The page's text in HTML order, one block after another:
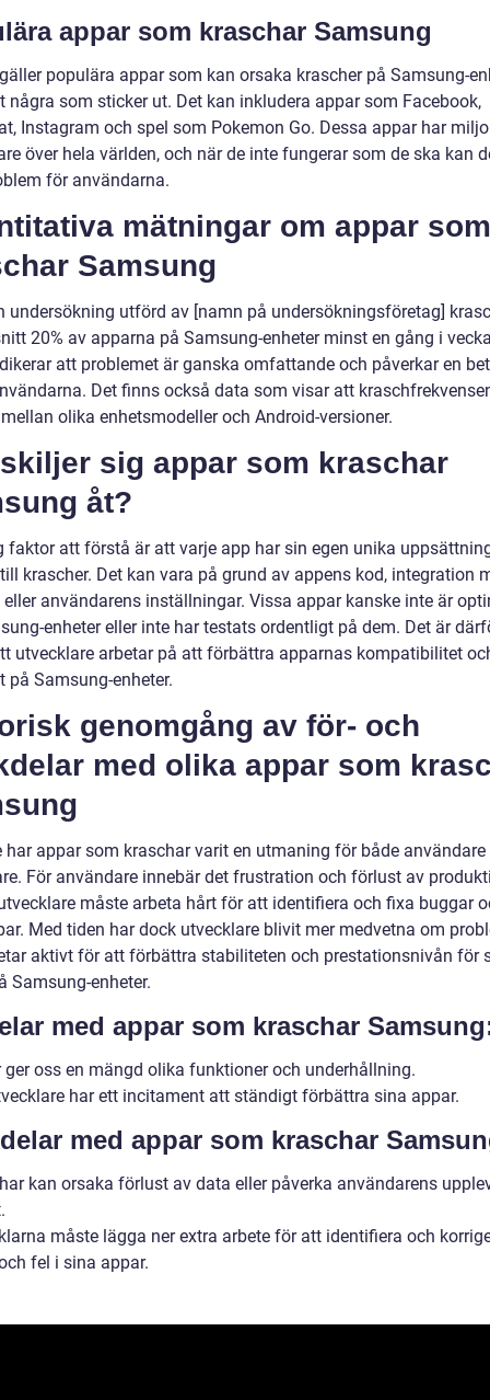
appar som kraschar Samsung
populära appar som kan orsaka krascher på Samsung-
några som sticker ut. Det kan inkludera appar som Facebook,
Instagram och spel som Pokemon Go. Dessa appar har
över hela världen, och när de inte fungerar som de ska kan
för användarna.
mätningar om appar som
Samsung
undersökning utförd av [namn på undersökningsföretag]
20% av apparna på Samsung-enheter minst en gång i
att problemet är ganska omfattande och påverkar en
Det finns också data som visar att
olika enhetsmodeller och Android-versioner.
sig appar som kraschar
åt?
faktor att förstå är att varje app har sin egen unika
krascher. Det kan vara på grund av appens kod, integration
eller användarens inställningar. Vissa appar kanske inte är
enheter eller inte har testats ordentligt på dem. Det är
utvecklare arbetar på att förbättra apparnas kompatibilitet
på Samsung-enheter.
genomgång av för- och
med olika appar som
har appar som kraschar varit en utmaning för både användare
För användare innebär det frustration och förlust av
måste arbeta hårt för att identifiera och fixa buggar
Med tiden har dock utvecklare blivit mer medvetna om
aktivt för att förbättra stabiliteten och prestationsnivån för
Samsung-enheter.
med appar som kraschar
ger oss en mängd olika funktioner och underhållning.
har ett incitament att ständigt förbättra sina appar.
med appar som kraschar
kan orsaka förlust av data eller påverka användarens
måste lägga ner extra arbete för att identifiera och
fel i sina appar.